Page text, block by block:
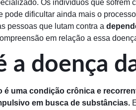
Os indivíduos que sofrem
pode dificultar ainda mais o
pessoas que lutam contra a
em relação a essa
a doença
é uma condição crônica e
em busca de substâncias.